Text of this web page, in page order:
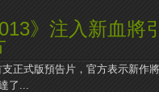
》注入新血將
正式版預告片，官方表示新作
了...